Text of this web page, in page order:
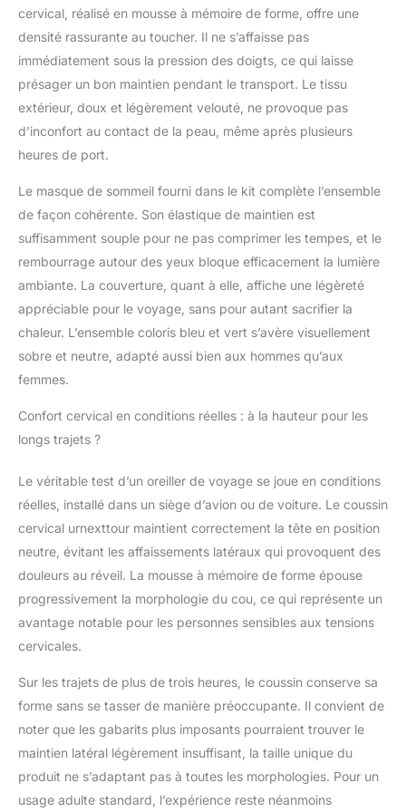
haute qualité avec
technologie de rebond
en 5 secondes pour
plus de confort et de
durabilité. Le design
ergonomique de bosse
peut mieux vous aider
à garder votre cou et
sans avoir de douleur
pendant le voyage. Les
poches sur le côté de
stocker vos téléphones
portables, vraiment
pratiques. Couverture
d'avion légère : la
couverture de voyage
est fabriquée en tissu
un toucher velouté et
endormir plus
facilement tout au long
détendre. Les
couvertures de voyage
de 109,2 x 152,4 cm
sont universelles en
toutes saisons. Il est
de lit, les couvertures
de pause déjeuner ou
les voyages en voiture.
Occasion : design de
facile à transporter.
Parfait pour l'attente à
cervical, réalisé en mousse à mémoire de forme, offre une
densité rassurante au toucher. Il ne s’affaisse pas
immédiatement sous la pression des doigts, ce qui laisse
présager un bon maintien pendant le transport. Le tissu
extérieur, doux et légèrement velouté, ne provoque pas
d’inconfort au contact de la peau, même après plusieurs
heures de port.
Le masque de sommeil fourni dans le kit complète l’ensemble
de façon cohérente. Son élastique de maintien est
suffisamment souple pour ne pas comprimer les tempes, et le
rembourrage autour des yeux bloque efficacement la lumière
ambiante. La couverture, quant à elle, affiche une légèreté
appréciable pour le voyage, sans pour autant sacrifier la
chaleur. L’ensemble coloris bleu et vert s’avère visuellement
sobre et neutre, adapté aussi bien aux hommes qu’aux
femmes.
Confort cervical en conditions réelles : à la hauteur pour les
longs trajets ?
Le véritable test d’un oreiller de voyage se joue en conditions
réelles, installé dans un siège d’avion ou de voiture. Le coussin
cervical urnexttour maintient correctement la tête en position
neutre, évitant les affaissements latéraux qui provoquent des
douleurs au réveil. La mousse à mémoire de forme épouse
progressivement la morphologie du cou, ce qui représente un
avantage notable pour les personnes sensibles aux tensions
cervicales.
Sur les trajets de plus de trois heures, le coussin conserve sa
forme sans se tasser de manière préoccupante. Il convient de
noter que les gabarits plus imposants pourraient trouver le
maintien latéral légèrement insuffisant, la taille unique du
produit ne s’adaptant pas à toutes les morphologies. Pour un
usage adulte standard, l’expérience reste néanmoins